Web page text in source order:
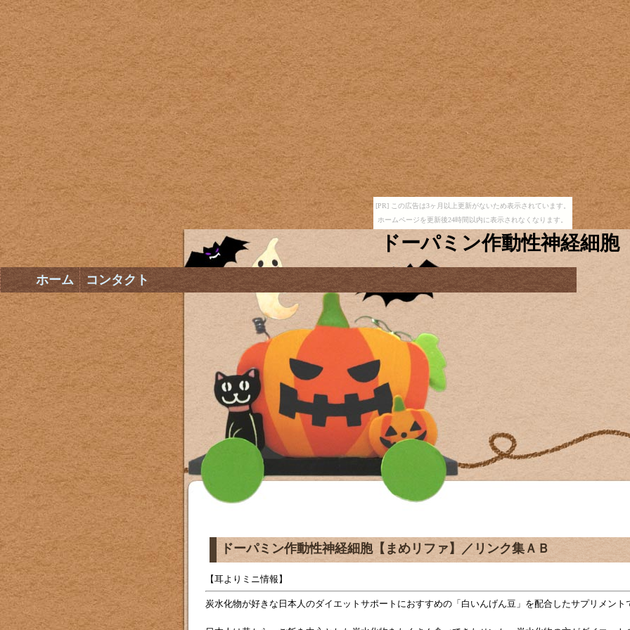
[PR] この広告は3ヶ月以上更新がないため表示されています。
ホームページを更新後24時間以内に表示されなくなります。
ドーパミン作動性神経細
ドーパミン作動性神経細胞【まめリファ】／リンク集ＡＢ
【耳よりミニ情報】
炭水化物が好きな日本人のダイエットサポートにおすすめの「白いんげん豆」を配合したサプリメント
ホーム コンタクト